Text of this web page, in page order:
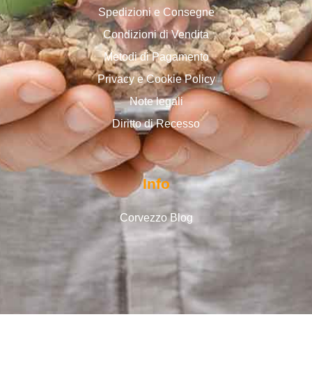
Spedizioni e Consegne
Condizioni di Vendita
Metodi di Pagamento
Privacy e Cookie Policy
Note legali
Diritto di Recesso
Info
Corvezzo Blog